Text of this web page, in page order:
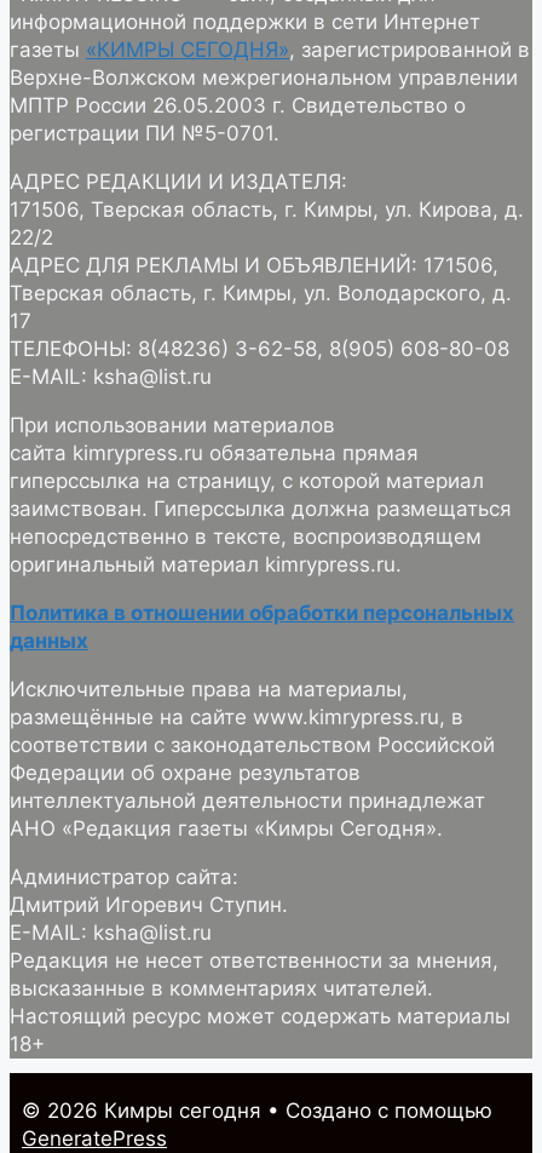
информационной поддержки в сети Интернет
газеты «КИМРЫ СЕГОДНЯ», зарегистрированной в
Верхне-Волжском межрегиональном управлении
МПТР России 26.05.2003 г. Свидетельство о
регистрации ПИ №5-0701.
АДРЕС РЕДАКЦИИ И ИЗДАТЕЛЯ:
171506, Тверская область, г. Кимры, ул. Кирова, д.
22/2
АДРЕС ДЛЯ РЕКЛАМЫ И ОБЪЯВЛЕНИЙ: 171506,
Тверская область, г. Кимры, ул. Володарского, д.
17
ТЕЛЕФОНЫ: 8(48236) 3-62-58, 8(905) 608-80-08
E-MAIL: ksha@list.ru
При использовании материалов
сайта kimrypress.ru обязательна прямая
гиперссылка на страницу, с которой материал
заимствован. Гиперссылка должна размещаться
непосредственно в тексте, воспроизводящем
оригинальный материал kimrypress.ru.
Политика в отношении обработки персональных
данных
Исключительные права на материалы,
размещённые на сайте www.kimrypress.ru, в
соответствии с законодательством Российской
Федерации об охране результатов
интеллектуальной деятельности принадлежат
АНО «Редакция газеты «Кимры Сегодня».
Администратор сайта:
Дмитрий Игоревич Ступин.
E-MAIL: ksha@list.ru
Редакция не несет ответственности за мнения,
высказанные в комментариях читателей.
Настоящий ресурс может содержать материалы
18+
© 2026 Кимры cегодня • Создано с помощью
GeneratePress